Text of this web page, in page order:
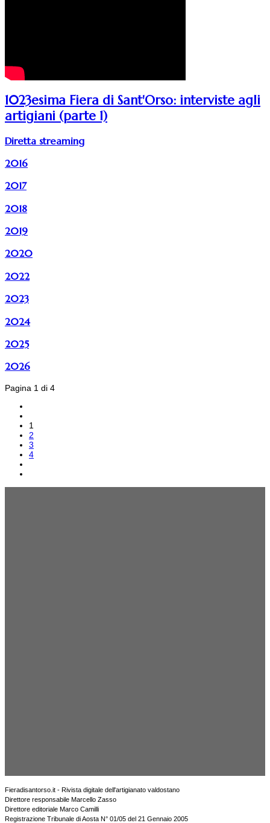
1023esima Fiera di Sant'Orso: interviste agli
artigiani (parte 1)
Diretta streaming
2016
2017
2018
2019
2020
2022
2023
2024
2025
2026
Pagina 1 di 4
1
2
3
4
Fieradisantorso.it - Rivista digitale dell'artigianato valdostano
Direttore responsabile Marcello Zasso
Direttore editoriale Marco Camilli
Registrazione Tribunale di Aosta N° 01/05 del 21 Gennaio 2005